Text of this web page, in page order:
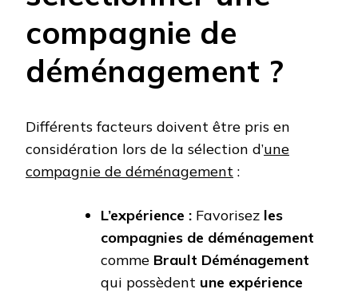
compagnie de
déménagement ?
Différents facteurs doivent être pris en
considération lors de la sélection d’une
compagnie de déménagement :
L’expérience : Favorisez les
compagnies de déménagement
comme Brault Déménagement
qui possèdent une expérience